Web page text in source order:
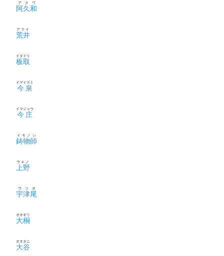
阿久和
アクワ
荒井
アライ
板取
イタドリ
今泉
イマイズミ
今庄
イマジョウ
鋳物師
イモノシ
上野
ウエノ
宇津尾
ウツオ
大桐
オオギリ
大谷
オオタニ